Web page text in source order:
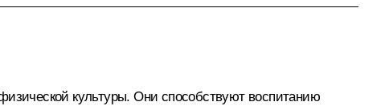
культуры. Они способствуют воспитанию